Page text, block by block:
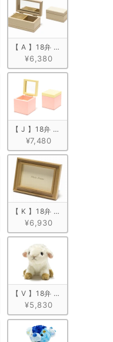
ド 【 A 】18弁 白木箱角形
¥6,380
ブボックス
【 J 】18弁 キューブボック
¥7,480
ブボックス ミントグリーン
【 K 】18弁 木製フォトフレ
¥6,930
犬るみオルゴール　ミケネコ
【 V 】18弁 ぬいぐるみオル
¥5,830